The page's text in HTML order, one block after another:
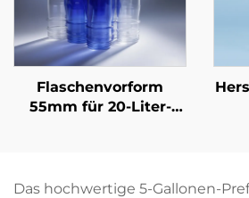
Flaschenvorform
55mm für 20-Liter-
für
Das hochwertige 5-Gallonen-